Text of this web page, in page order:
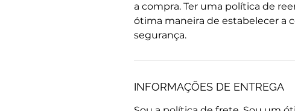
a compra. Ter uma política de
ótima maneira de estabelecer a
segurança.
INFORMAÇÕES DE ENTREGA